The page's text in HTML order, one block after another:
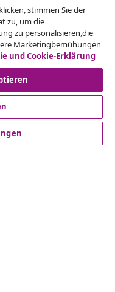
deine Bestellung
stimmen Sie der
zu, um die
zu personalisieren,die
Marketingbemühungen
und Cookie-Erklärung